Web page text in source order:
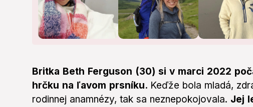
Britka Beth Ferguson (30) si v marci 2022
hrčku na ľavom prsníku. Keďže bola mladá,
rodinnej anamnézy, tak sa neznepokojovala. Jej